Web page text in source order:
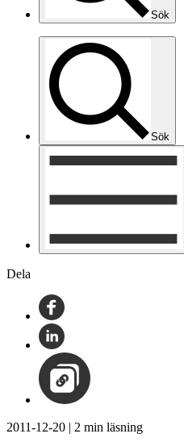
Sök
Sök
Dela
2011-12-20 | 2 min läsning